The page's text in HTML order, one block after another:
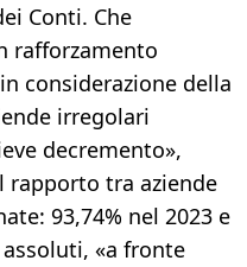
Conti. Che
rafforzamento
considerazione della
irregolari
decremento»,
tra aziende
93,74% nel 2023 e
«a fronte